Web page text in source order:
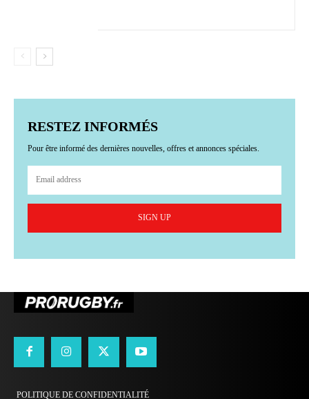
RESTEZ INFORMÉS
Pour être informé des dernières nouvelles, offres et annonces spéciales.
SIGN UP
POLITIQUE DE CONFIDENTIALITÉ